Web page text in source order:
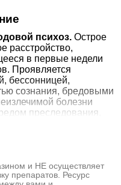
..показать
15150₽
..показать
15150₽
Запись
психоз.Острое
расстройство,
в первые недели
Проявляется
бессонницей,
сознания, бредовыми
болезни
преследования,
вред, совершают
и НЕ осуществляет
препаратов. Ресурс